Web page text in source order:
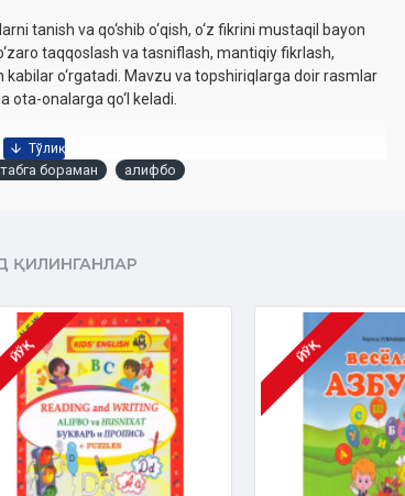
tanish va qo‘shib o‘qish, o‘z fikrini mustaqil bayon
taqqoslash va tasniflash, mantiqiy fikrlash,
o‘rgatadi. Mavzu va topshiriqlarga doir rasmlar
onalarga qo‘l keladi.
бораман алифбо
ҚИЛИНГАНЛАР
ЙЎҚ ЙЎҚ